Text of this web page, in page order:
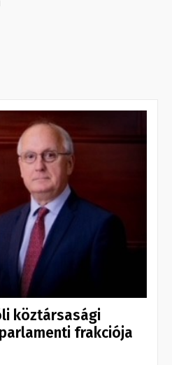
köztársasági
frakciója